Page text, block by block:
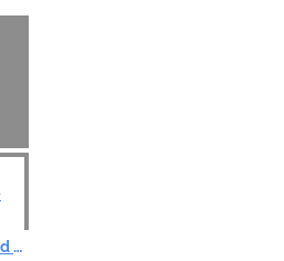
Woezel en Pip Slaapmand met Rand - Geel 70cm